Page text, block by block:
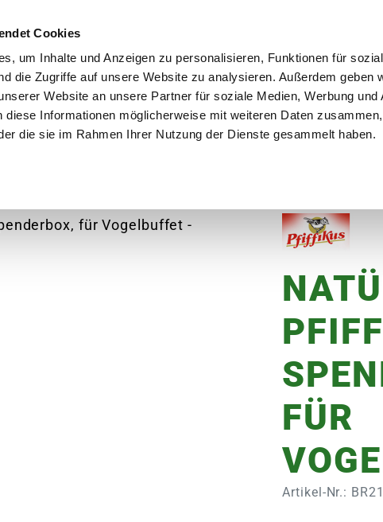
Cookies
um Inhalte und Anzeigen zu personalisieren, Funktionen für
die Zugriffe auf unsere Website zu analysieren. Außerdem geben
Website an unsere Partner für soziale Medien, Werbung und
diese Informationen möglicherweise mit weiteren Daten
die sie im Rahmen Ihrer Nutzung der Dienste gesammelt haben.
Garten Aktuelles Ratgeber
FÜR
Artikel-Nr.: